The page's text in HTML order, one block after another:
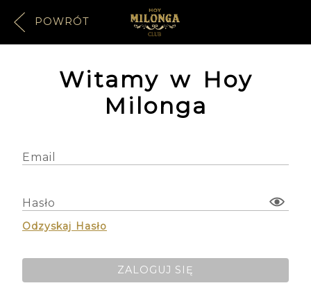
POWRÓT
Witamy w Hoy
Milonga
Email
Hasło
Odzyskaj Hasło
ZALOGUJ SIĘ